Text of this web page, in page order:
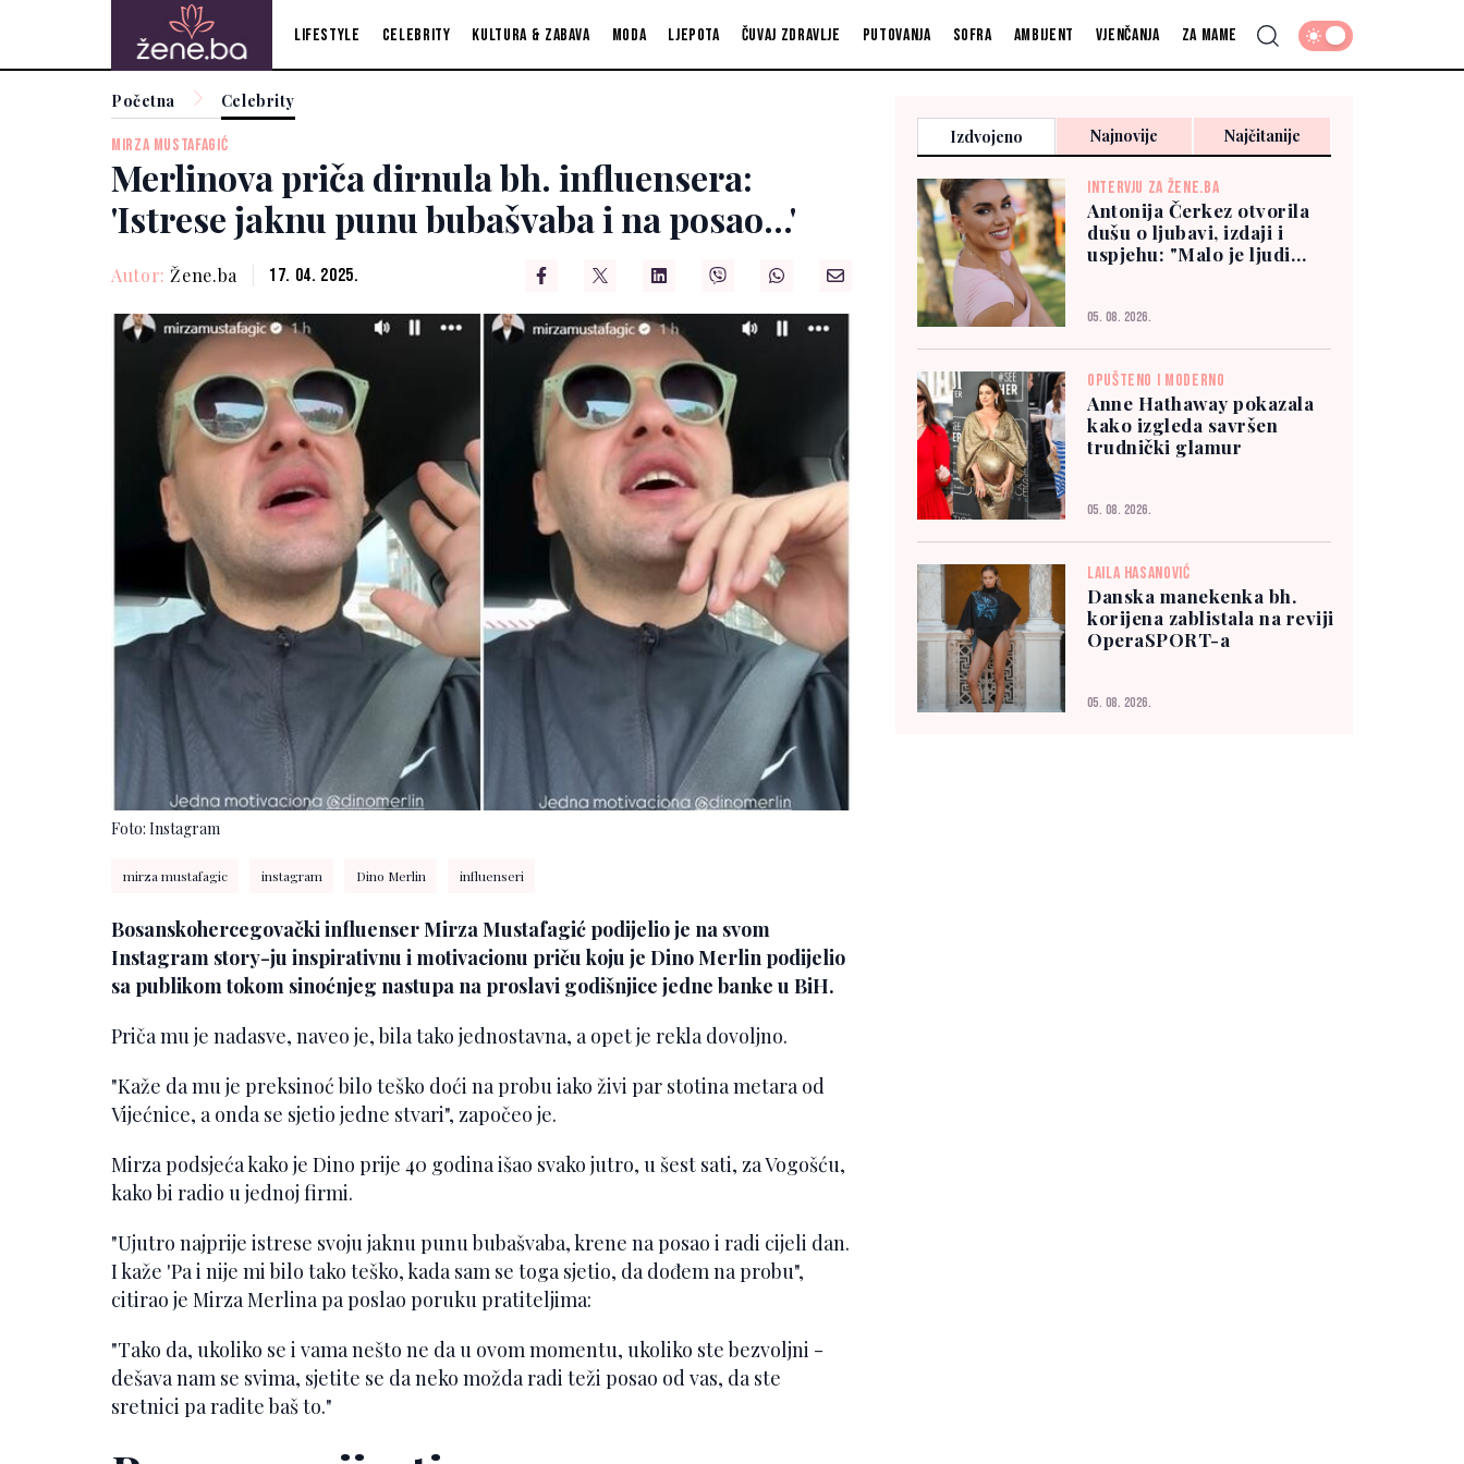
Lifestyle Celebrity Kultura & zabava Moda Ljepota Čuvaj zdravlje Putovanja Sofra Ambijent Vjenčanja Za mame
Početna Celebrity
MIRZA MUSTAFAGIĆ
Merlinova priča dirnula bh. influensera:
'Istrese jaknu punu bubašvaba i na posao...'
Autor: Žene.ba 17. 04. 2025.
Foto: Instagram
mirza mustafagic instagram Dino Merlin influenseri
Bosanskohercegovački influenser Mirza Mustafagić podijelio je na svom
Instagram story-ju inspirativnu i motivacionu priču koju je Dino Merlin podijelio
sa publikom tokom sinoćnjeg nastupa na proslavi godišnjice jedne banke u BiH.
Priča mu je nadasve, naveo je, bila tako jednostavna, a opet je rekla dovoljno.
"Kaže da mu je preksinoć bilo teško doći na probu iako živi par stotina metara od
Vijećnice, a onda se sjetio jedne stvari", započeo je.
Mirza podsjeća kako je Dino prije 40 godina išao svako jutro, u šest sati, za Vogošću,
kako bi radio u jednoj firmi.
"Ujutro najprije istrese svoju jaknu punu bubašvaba, krene na posao i radi cijeli dan.
I kaže 'Pa i nije mi bilo tako teško, kada sam se toga sjetio, da dođem na probu",
citirao je Mirza Merlina pa poslao poruku pratiteljima:
"Tako da, ukoliko se i vama nešto ne da u ovom momentu, ukoliko ste bezvoljni -
dešava nam se svima, sjetite se da neko možda radi teži posao od vas, da ste
sretnici pa radite baš to."
Izdvojeno Najnovije Najčitanije
INTERVJU ZA ŽENE.BA
Antonija Čerkez otvorila
dušu o ljubavi, izdaji i
uspjehu: "Malo je ljudi
05. 08. 2026.
OPUŠTENO I MODERNO
Anne Hathaway pokazala
kako izgleda savršen
trudnički glamur
05. 08. 2026.
LAILA HASANOVIĆ
Danska manekenka bh.
korijena zablistala na reviji
OperaSPORT-a
05. 08. 2026.